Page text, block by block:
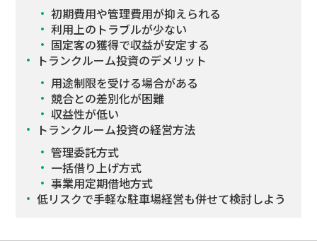
初期費用や管理費用が抑えられる
利用上のトラブルが少ない
固定客の獲得で収益が安定する
トランクルーム投資のデメリット
用途制限を受ける場合がある
競合との差別化が困難
収益性が低い
トランクルーム投資の経営方法
管理委託方式
一括借り上げ方式
事業用定期借地方式
低リスクで手軽な駐車場経営も併せて検討しよう